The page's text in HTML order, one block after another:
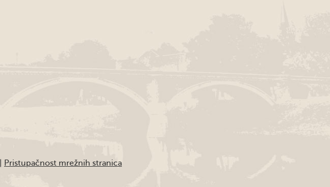
Pristupačnost mrežnih stranica